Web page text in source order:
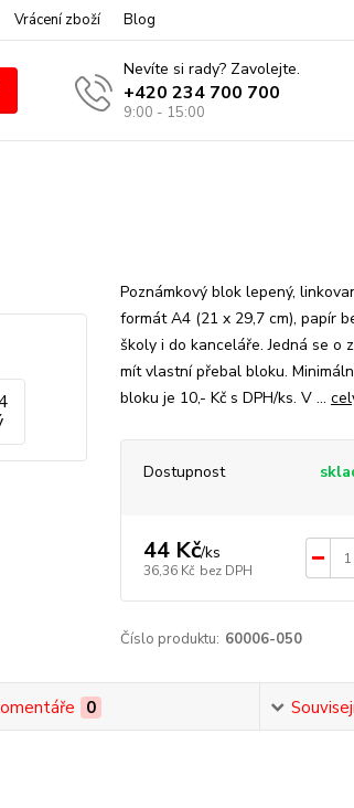
Vrácení zboží Blog
Nevíte si rady? Zavolejte.
+420 234 700 700
9:00 - 15:00
Poznámkový blok lepený,
formát A4 (21 x 29,7 cm), papír
školy i do kanceláře. Jedná se o
mít vlastní přebal bloku.
bloku je 10,- Kč s DPH/ks. V ...
Dostupnost
44 Kč/ks
36,36 Kč bez DPH
Číslo produktu: 60006-050
0